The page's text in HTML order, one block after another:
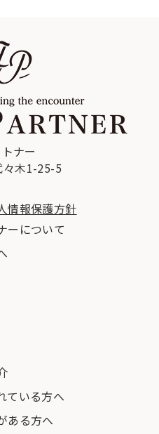
ナー
々木1-25-5
情報保護方針
ーについて
ている方へ
ある方へ